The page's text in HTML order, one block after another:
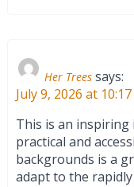
Her Trees says:
July 9, 2026 at 10:17
This is an inspiring
practical and
backgrounds is a
adapt to the